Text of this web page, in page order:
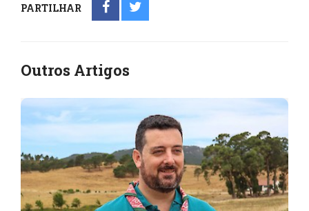
PARTILHAR
Outros Artigos